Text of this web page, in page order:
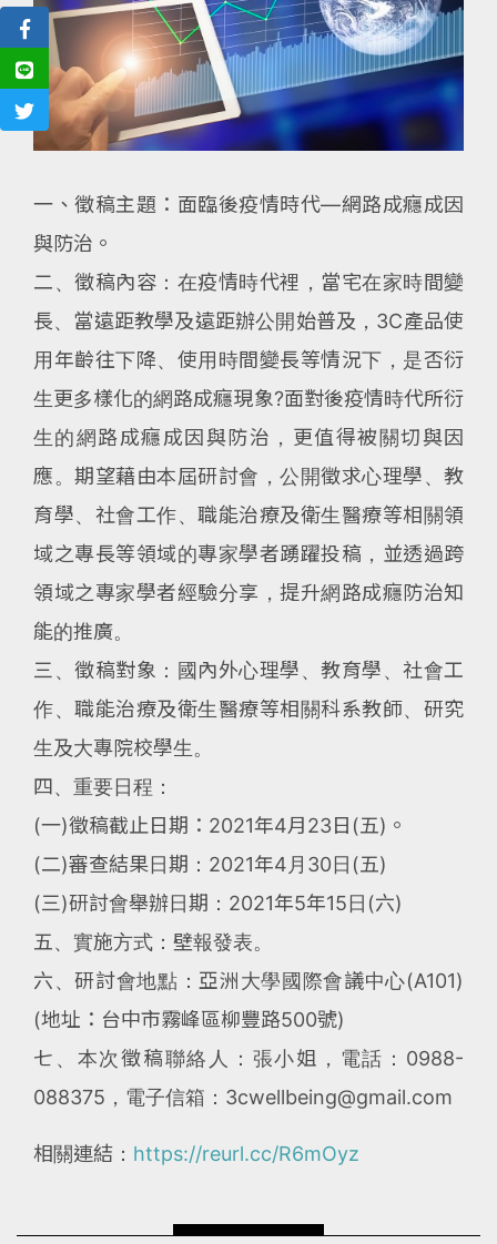
一、徵稿主題：面臨後疫情時代—網路成癮成因
與防治。
二、徵稿內容：在疫情時代裡，當宅在家時間變
長、當遠距教學及遠距辦公開始普及，3C產品使
用年齡往下降、使用時間變長等情況下，是否衍
生更多樣化的網路成癮現象?面對後疫情時代所衍
生的網路成癮成因與防治，更值得被關切與因
應。期望藉由本屆研討會，公開徵求心理學、教
育學、社會工作、職能治療及衛生醫療等相關領
域之專長等領域的專家學者踴躍投稿，並透過跨
領域之專家學者經驗分享，提升網路成癮防治知
能的推廣。
三、徵稿對象：國內外心理學、教育學、社會工
作、職能治療及衛生醫療等相關科系教師、研究
生及大專院校學生。
四、重要日程：
(一)徵稿截止日期：2021年4月23日(五)。
(二)審查結果日期：2021年4月30日(五)
(三)研討會舉辦日期：2021年5年15日(六)
五、實施方式：壁報發表。
六、研討會地點：亞洲大學國際會議中心(A101)
(地址：台中市霧峰區柳豐路500號)
七、本次徵稿聯絡人：張小姐，電話：0988-
088375，電子信箱：3cwellbeing@gmail.com
相關連結： https://reurl.cc/R6mOyz